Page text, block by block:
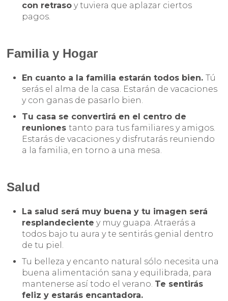
con retraso y tuviera que aplazar ciertos
pagos.
Familia y Hogar
En cuanto a la familia estarán todos bien.Tú
serás el alma de la casa. Estarán de vacaciones
y con ganas de pasarlo bien.
Tu casa se convertirá en el centro de
reunionestanto para tus familiares y amigos.
Estarás de vacaciones y disfrutarás reuniendo
a la familia, en torno a una mesa.
Salud
La salud será muy buena y tu imagen será
resplandeciente y muy guapa. Atraerás a
todos bajo tu aura y te sentirás genial dentro
de tu piel.
Tu belleza y encanto natural sólo necesita una
buena alimentación sana y equilibrada, para
mantenerse así todo el verano. Te sentirás
feliz y estarás encantadora.